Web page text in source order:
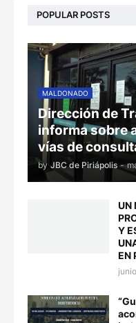
POPULAR POSTS
MALDONADO
Dirección de
informa sobre
vías de
by JBC de Piriápolis -
UN
Y
EN